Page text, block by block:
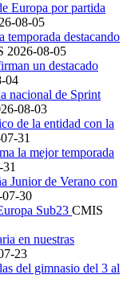
Europa por partida
08-05
temporada destacando
2026-08-05
un destacado
04
nacional de Sprint
08-03
de la entidad con la
31
la mejor temporada
Junior de Verano con
07-30
Sub23 CMIS
en nuestras
23
del gimnasio del 3 al